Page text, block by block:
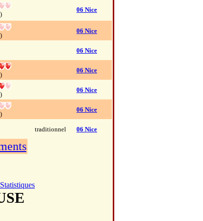
06 Nice
06 Nice
06 Nice
06 Nice
06 Nice
06 Nice
traditionnel 06 Nice
Statistiques